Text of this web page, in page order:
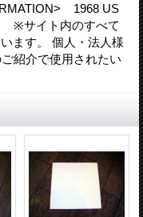
1968 US
※サイト内のすべて
ます。 個人・法人様
紹介で使用されたい